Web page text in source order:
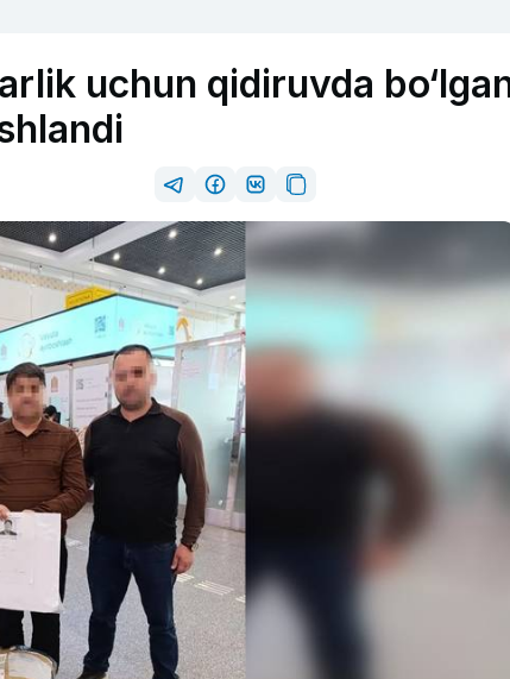
uchun qidiruvda